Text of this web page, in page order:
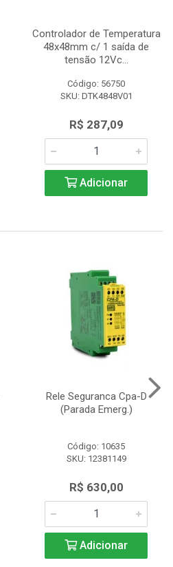
Controlador de Temperatura
48x48mm c/ 1 saída de
tensão 12Vc...
Código: 56750
SKU: DTK4848V01
R$ 287,09
Adicionar
Rele Seguranca Cpa-D
(Parada Emerg.)
Código: 10635
SKU: 12381149
R$ 630,00
Adicionar